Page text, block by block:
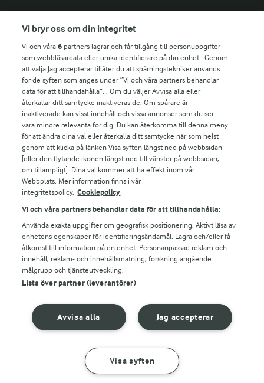
GÖR SÅ HÄR INGREDIENSER
Fler Arlasajter
För ägare
Arlas kundportal
Arla.com
Falbygdens Ost
Arla webbshop
Bildbank
Följ oss
© 2026 Arla Foods
Integritetspolicy
Vi bryr oss om din integritet
Vi och våra6 partners lagrar och får tillgång till personuppgifter
som webbläsardata eller unika identifierare på din enhet . Genom
att välja Jag accepterar tillåter du att spårningstekniker används
för de syften som anges under ”Vi och våra partners behandlar
data för att tillhandahålla”. . Om du väljer Avvisa alla eller
återkallar ditt samtycke inaktiveras de. Om spårare är
inaktiverade kan visst innehåll och vissa annonser som du ser
vara mindre relevanta för dig. Du kan återkomma till denna meny
för att ändra dina val eller återkalla ditt samtycke när som helst
genom att klicka på länken Visa syften längst ned på webbsidan
[eller den flytande ikonen längst ned till vänster på webbsidan,
om tillämpligt]. Dina val kommer att ha effekt inom vår
Webbplats. Mer information finns i vår
integritetspolicy. Cookiepolicy
Vi och våra partners behandlar data för att tillhandahålla:
Använda exakta uppgifter om geografisk positionering. Aktivt läsa av
enhetens egenskaper för identifieringsändamål. Lagra och/eller få
åtkomst till information på en enhet. Personanpassad reklam och
innehåll, reklam- och innehållsmätning, forskning angående
målgrupp och tjänsteutveckling.
Lista över partner (leverantörer)
Jag accepterar
Avvisa alla
Visa syften